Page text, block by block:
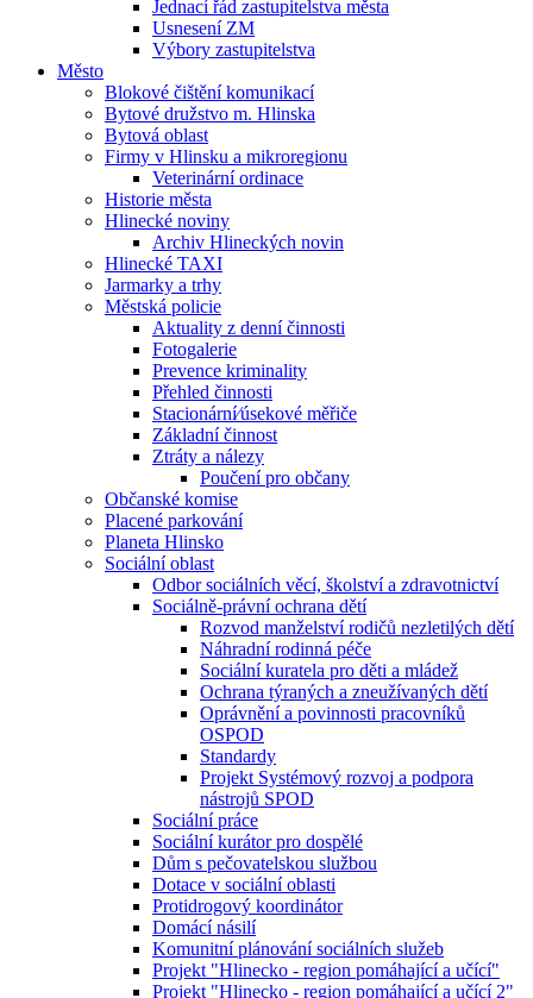
Jednací řád zastupitelstva města
Usnesení ZM
Výbory zastupitelstva
Město
Blokové čištění komunikací
Bytové družstvo m. Hlinska
Bytová oblast
Firmy v Hlinsku a mikroregionu
Veterinární ordinace
Historie města
Hlinecké noviny
Archiv Hlineckých novin
Hlinecké TAXI
Jarmarky a trhy
Městská policie
Aktuality z denní činnosti
Fotogalerie
Prevence kriminality
Přehled činnosti
Stacionární⁄úsekové měřiče
Základní činnost
Ztráty a nálezy
Poučení pro občany
Občanské komise
Placené parkování
Planeta Hlinsko
Sociální oblast
Odbor sociálních věcí, školství a zdravotnictví
Sociálně-právní ochrana dětí
Rozvod manželství rodičů nezletilých dětí
Náhradní rodinná péče
Sociální kuratela pro děti a mládež
Ochrana týraných a zneužívaných dětí
Oprávnění a povinnosti pracovníků
OSPOD
Standardy
Projekt Systémový rozvoj a podpora
nástrojů SPOD
Sociální práce
Sociální kurátor pro dospělé
Dům s pečovatelskou službou
Dotace v sociální oblasti
Protidrogový koordinátor
Domácí násilí
Komunitní plánování sociálních služeb
Projekt "Hlinecko - region pomáhající a učící"
Projekt "Hlinecko - region pomáhající a učící 2"